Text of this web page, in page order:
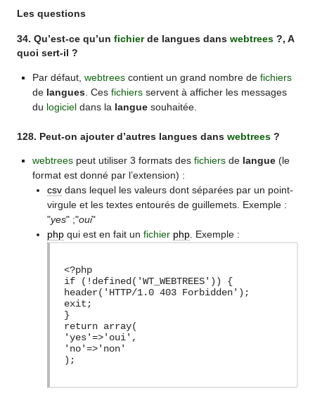
Les questions
34. Qu’est-ce qu’unfichierde langues danswebtrees ?, A
quoi sert-il ?
Par défaut, webtreescontient un grand nombre de fichiers
de langues. Ces fichiersservent à afficher les messages
du logicieldans la languesouhaitée.
128. Peut-on ajouter d’autres langues danswebtrees ?
webtreespeut utiliser 3 formats des fichiersde langue(le
format est donné par l’extension) :
csv dans lequel les valeurs dont séparées par un point-
virgule et les textes entourés de guillemets. Exemple :
"yes" ;"oui"
php qui est en fait unfichier php. Exemple :
<?php
if (!defined('WT_WEBTREES')) {
header('HTTP/1.0 403 Forbidden');
exit;
}
return array(
'yes'=>'oui',
'no'=>'non'
);